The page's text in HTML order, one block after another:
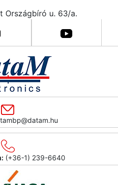
Országbíró u. 63/a.
(+36-1) 239-6640